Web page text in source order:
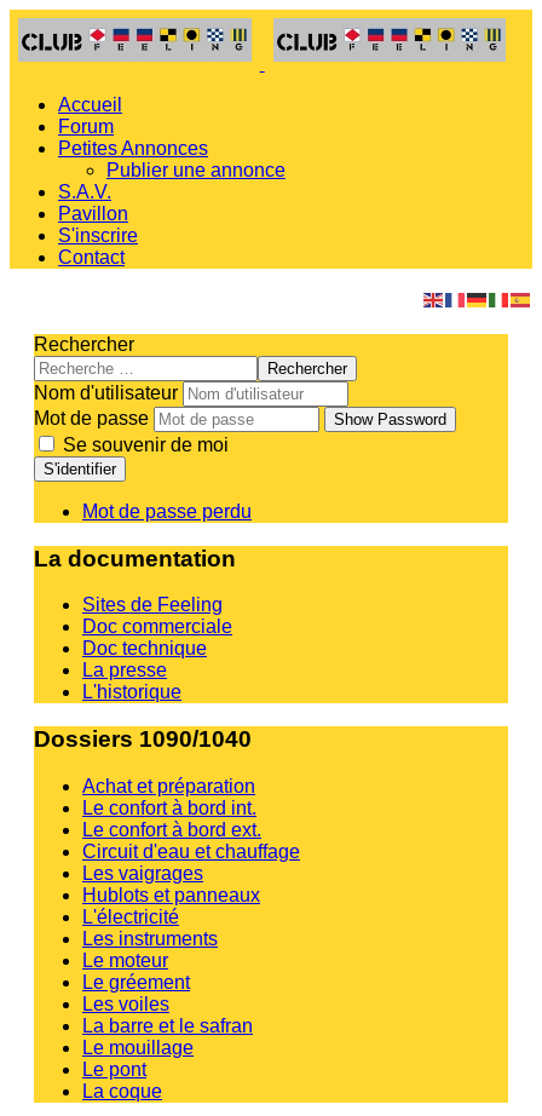
Accueil
Forum
Petites Annonces
Publier une annonce
S.A.V.
Pavillon
S'inscrire
Contact
Rechercher
Rechercher
Nom d'utilisateur
Mot de passe
Show Password
Se souvenir de moi
S'identifier
Mot de passe perdu
La documentation
Sites de Feeling
Doc commerciale
Doc technique
La presse
L'historique
Dossiers 1090/1040
Achat et préparation
Le confort à bord int.
Le confort à bord ext.
Circuit d'eau et chauffage
Les vaigrages
Hublots et panneaux
L'électricité
Les instruments
Le moteur
Le gréement
Les voiles
La barre et le safran
Le mouillage
Le pont
La coque